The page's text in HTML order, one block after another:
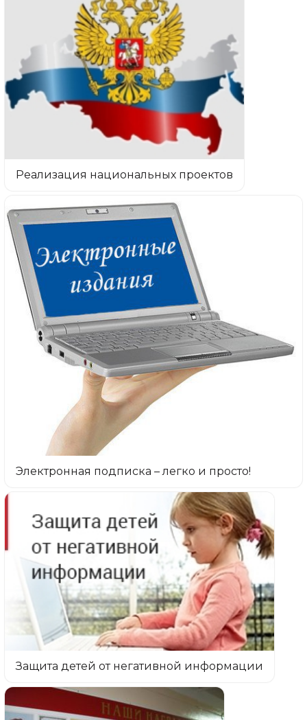
Реализация национальных проектов
Электронная подписка – легко и просто!
Защита детей от негативной информации